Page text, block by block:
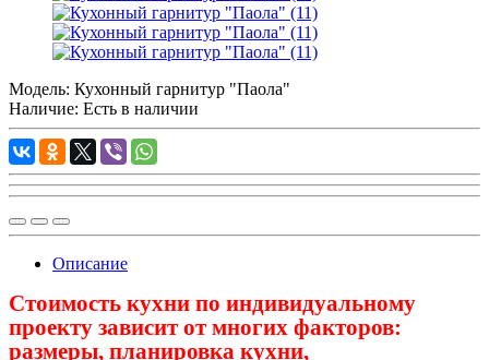
Модель: Кухонный гарнитур "Паола"
Наличие: Есть в наличии
Описание
Стоимость кухни по индивидуальному
проекту зависит от многих факторов:
размеры, планировка кухни,